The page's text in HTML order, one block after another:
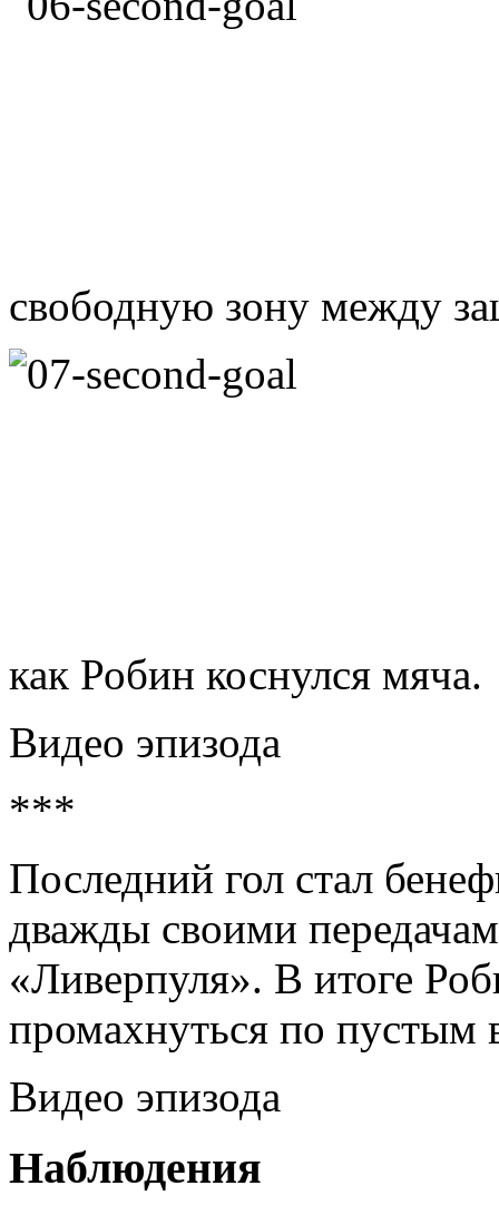
свободную зону между
как Робин коснулся мяча.
Видео эпизода
***
Последний гол стал
дважды своими
«Ливерпуля». В итоге
промахнуться по пустым
Видео эпизода
Наблюдения